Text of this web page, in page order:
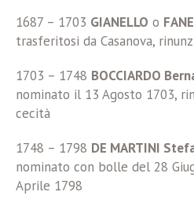
1687 – 1703 GIANELLO o
trasferitosi da Casanova,
1703 – 1748 BOCCIARDO
nominato il 13 Agosto 1703,
cecità
1748 – 1798 DE MARTINI
nominato con bolle del 28
Aprile 1798